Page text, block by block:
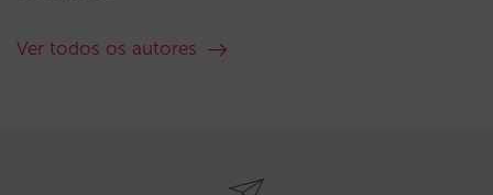
Ver todos os autores